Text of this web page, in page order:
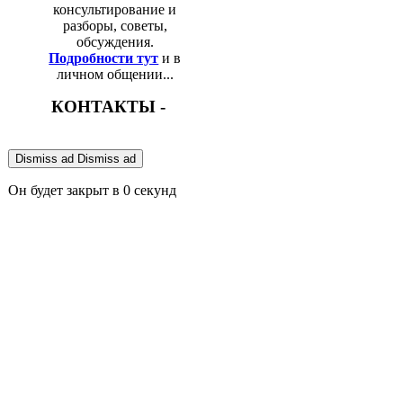
консультирование и
разборы, советы,
обсуждения.
Подробности тут и в
личном общении...
КОНТАКТЫ -
Dismiss ad Dismiss ad
Он будет закрыт в 0 секунд